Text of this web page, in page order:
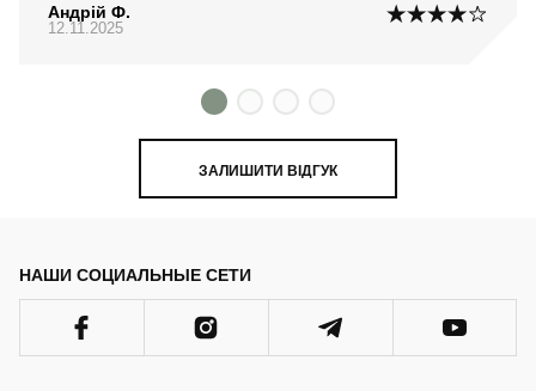
Андрій Ф.
12.11.2025
ЗАЛИШИТИ ВІДГУК
НАШИ СОЦИАЛЬНЫЕ СЕТИ